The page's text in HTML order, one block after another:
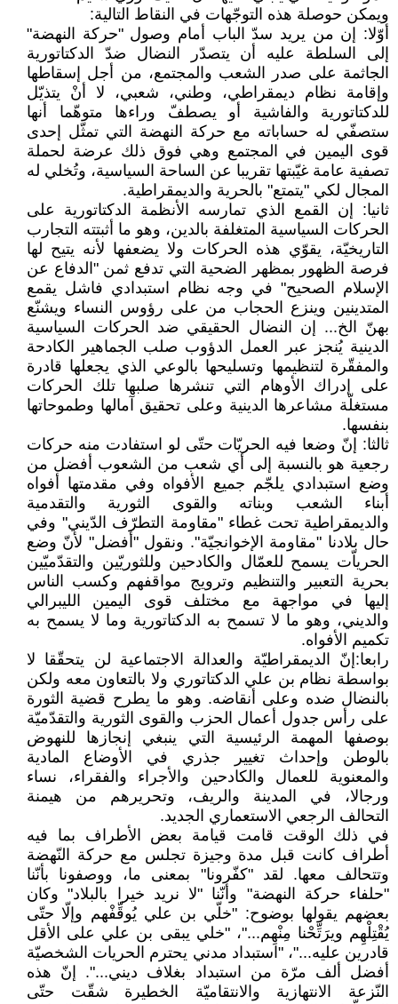
ويمكن حوصلة هذه التوجّهات في النقاط التالية:
أوّلا: إن من يريد سدّ الباب أمام وصول "حركة النهضة"
إلى السلطة عليه أن يتصدّر النضال ضدّ الدكتاتورية
الجاثمة على صدر الشعب والمجتمع، من أجل إسقاطها
وإقامة نظام ديمقراطي، وطني، شعبي، لا أنْ يتذيّل
للدكتاتورية والفاشية أو يصطفّ وراءها متوهّما أنها
ستصفّي له حساباته مع حركة النهضة التي تمثّل إحدى
قوى اليمين في المجتمع وهي فوق ذلك عرضة لحملة
تصفية عامة غيّبتها تقريبا عن الساحة السياسية، وتُخلي له
المجال لكي "يتمتع" بالحرية والديمقراطية.
ثانيا: إن القمع الذي تمارسه الأنظمة الدكتاتورية على
الحركات السياسية المتغلفة بالدين، وهو ما أثبتته التجارب
التاريخيّة، يقوّي هذه الحركات ولا يضعفها لأنه يتيح لها
فرصة الظهور بمظهر الضحية التي تدفع ثمن "الدفاع عن
الإسلام الصحيح" في وجه نظام استبدادي فاشل يقمع
المتدينين وينزع الحجاب من على رؤوس النساء ويشنّع
بهنّ الخ... إن النضال الحقيقي ضد الحركات السياسية
الدينية يُنجز عبر العمل الدؤوب صلب الجماهير الكادحة
والمفقّرة لتنظيمها وتسليحها بالوعي الذي يجعلها قادرة
على إدراك الأوهام التي تنشرها صلبها تلك الحركات
مستغلّة مشاعرها الدينية وعلى تحقيق آمالها وطموحاتها
بنفسها.
ثالثا: إنّ وضعا فيه الحريّات حتّى لو استفادت منه حركات
رجعية هو بالنسبة إلى أي شعب من الشعوب أفضل من
وضع استبدادي يلجّم جميع الأفواه وفي مقدمتها أفواه
أبناء الشعب وبناته والقوى الثورية والتقدمية
والديمقراطية تحت غطاء "مقاومة التطرّف الدّيني" وفي
حال بلادنا "مقاومة الإخوانجيّة". ونقول "أفضل" لأنّ وضع
الحرياّت يسمح للعمّال والكادحين وللثوريّين والتقدّميّين
بحرية التعبير والتنظيم وترويج مواقفهم وكسب الناس
إليها في مواجهة مع مختلف قوى اليمين الليبرالي
والديني، وهو ما لا تسمح به الدكتاتورية وما لا يسمح به
تكميم الأفواه.
رابعا:إنّ الديمقراطيّة والعدالة الاجتماعية لن يتحقّقا لا
بواسطة نظام بن علي الدكتاتوري ولا بالتعاون معه ولكن
بالنضال ضده وعلى أنقاضه. وهو ما يطرح قضية الثورة
على رأس جدول أعمال الحزب والقوى الثورية والتقدّميّة
بوصفها المهمة الرئيسية التي ينبغي إنجازها للنهوض
بالوطن وإحداث تغيير جذري في الأوضاع المادية
والمعنوية للعمال والكادحين والأجراء والفقراء، نساء
ورجالا، في المدينة والريف، وتحريرهم من هيمنة
التحالف الرجعي الاستعماري الجديد.
في ذلك الوقت قامت قيامة بعض الأطراف بما فيه
أطراف كانت قبل مدة وجيزة تجلس مع حركة النّهضة
وتتحالف معها. لقد "كفّرونا" بمعنى ما، ووصفونا بأنّنا
"حلفاء حركة النهضة" وأنّنا "لا نريد خيرا بالبلاد" وكان
بعضهم يقولها بوضوح: "خلّي بن علي يُوقِّفْهم وإلّا حتّى
يُقْتِلْهِم ويرَتِّحْنا مِنْهِم..."، "خلي يبقى بن علي على الأقل
قادرين عليه..."، "استبداد مدني يحترم الحريات الشخصيّة
أفضل ألف مرّة من استبداد بغلاف ديني...". إنّ هذه
النّزعة الانتهازية والانتقاميّة الخطيرة شقّت حتّى